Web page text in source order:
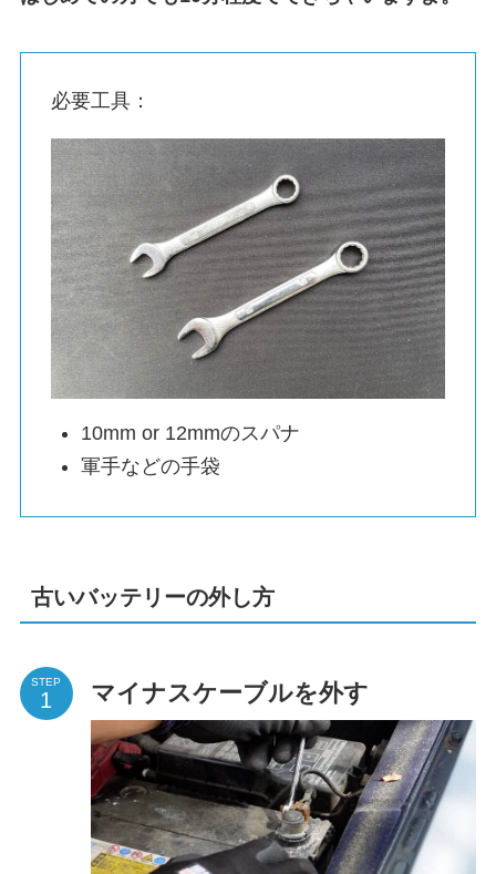
必要工具：
10mm or 12mmのスパナ
軍手などの手袋
古いバッテリーの外し方
STEP マイナスケーブルを外す